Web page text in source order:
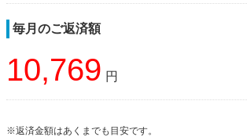
毎月のご返済額
10,769 円
※返済金額はあくまでも目安です。